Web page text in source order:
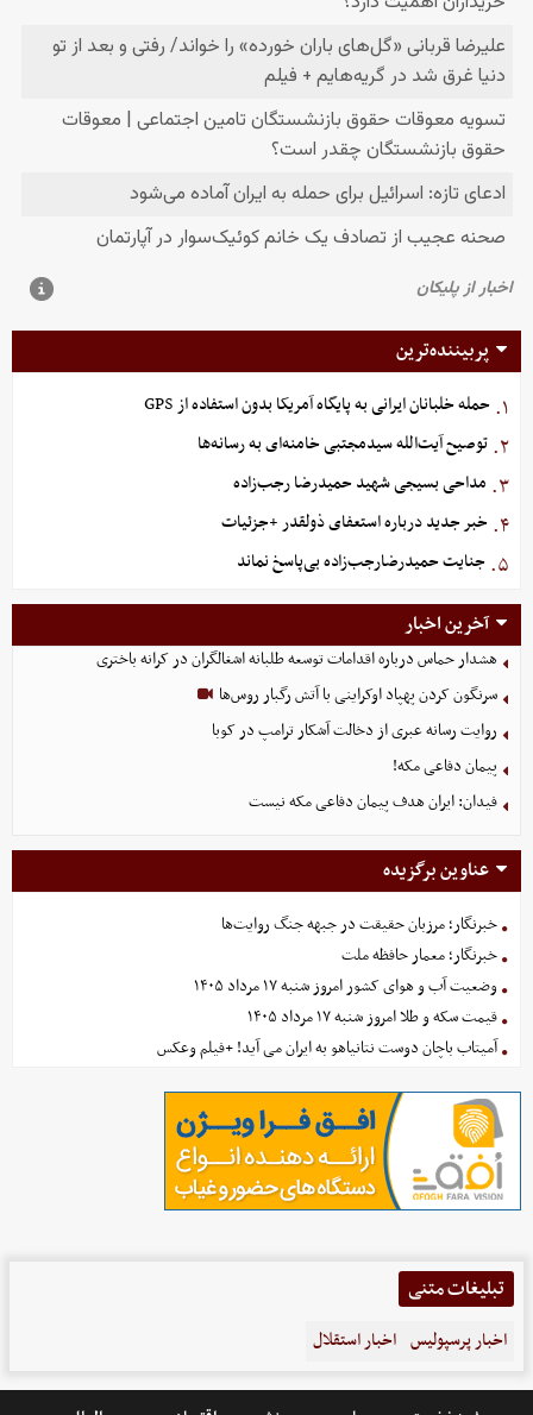
پربیننده‌ترین
۱. حمله خلبانان ایرانی به پایگاه آمریکا بدون استفاده از GPS
۲. توصیح آیت‌الله سیدمجتبی خامنه‌ای به رسانه‌ها
۳. مداحی بسیجی شهید حمیدرضا رجب‌زاده
۴. خبر جدید درباره استعفای ذولقدر +جزئیات
۵. جنایت حمیدرضارجب‌زاده بی‌پاسخ نماند
آخرین اخبار
هشدار حماس درباره اقدامات توسعه طلبانه اشغالگران در کرانه باختری
سرنگون کردن پهپاد اوکراینی با آتش رگبار روس‌ها
روایت رسانه عبری از دخالت آشکار ترامپ در کوبا
پیمان دفاعی مکه!
فیدان: ایران هدف پیمان دفاعی مکه نیست
عناوین برگزیده
خبرنگار؛ مرزبان حقیقت در جبهه جنگ روایت‌ها
خبرنگار؛ معمار حافظه ملت
وضعیت آب و هوای کشور امروز شنبه ۱۷ مرداد ۱۴۰۵
قیمت سکه و طلا امروز شنبه ۱۷ مرداد ۱۴۰۵
آمیتاب باچان دوست نتانیاهو به ایران می آید! +فیلم وعکس
تبلیغات متنی
اخبار پرسپولیس اخبار استقلال